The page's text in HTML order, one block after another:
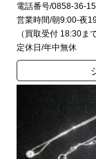
電話番号/0858-36-
営業時間/朝9:00-夜
（買取受付 18:30まで
定休日/年中無休